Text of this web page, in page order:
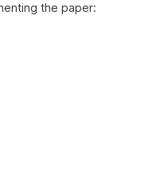
the paper: